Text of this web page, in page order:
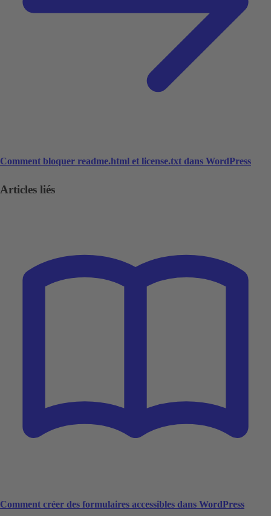
Comment bloquer readme.html et license.txt dans WordPress
Articles liés
Comment créer des formulaires accessibles dans WordPress